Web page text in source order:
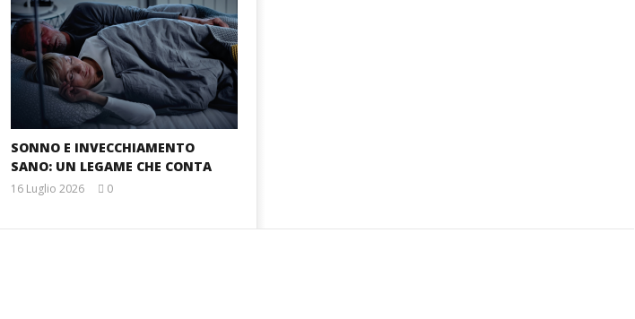
SONNO E INVECCHIAMENTO
SANO: UN LEGAME CHE CONTA
16 Luglio 2026
0